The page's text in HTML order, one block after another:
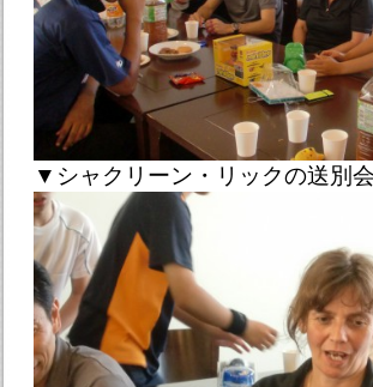
▼シャクリーン・リックの送別